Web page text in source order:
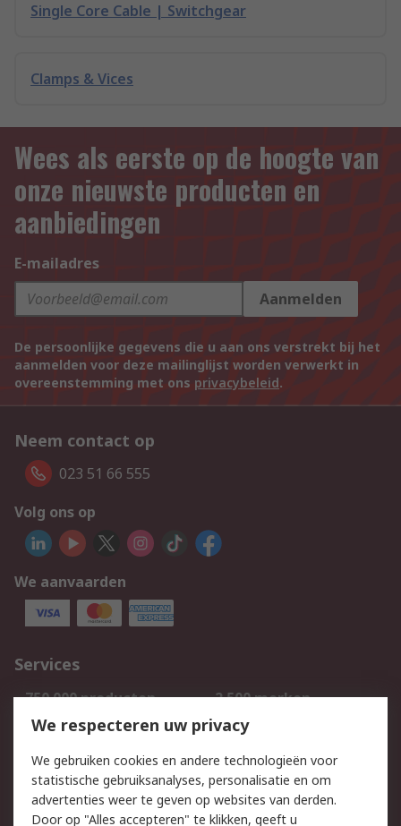
Single Core Cable | Switchgear
Clamps & Vices
Wees als eerste op de hoogte van
onze nieuwste producten en
aanbiedingen
E-mailadres
Aanmelden
De persoonlijke gegevens die u aan ons verstrekt bij het
aanmelden voor deze mailinglijst worden verwerkt in
overeenstemming met ons privacybeleid.
Neem contact op
023 51 66 555
Volg ons op
We aanvaarden
Services
750.000 producten
2.500 merken
Bestellen
Inkoopoplossingen
Track & Trace
Wettelijk
We respecteren uw privacy
We gebruiken cookies en andere technologieën voor
statistische gebruiksanalyses, personalisatie en om
advertenties weer te geven op websites van derden.
Door op "Alles accepteren" te klikken, geeft u